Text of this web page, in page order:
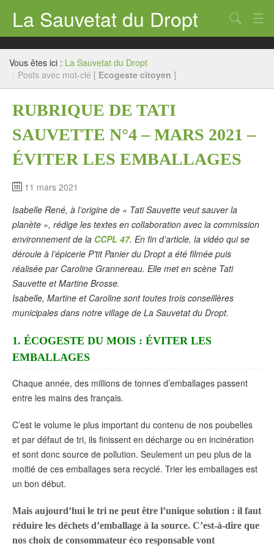
La Sauvetat du Dropt
Accueil
Mairie
Écoles
Contact
Chercher
Vous êtes ici : La Sauvetat du Dropt
/ Posts avec mot-clé [ Ecogeste citoyen ]
RUBRIQUE DE TATI
SAUVETTE N°4 – MARS 2021 –
ÉVITER LES EMBALLAGES
11 mars 2021
Isabelle René, à l’origine de « Tati Sauvette veut sauver la
planète », rédige les textes en collaboration avec la commission
environnement de la CCPL 47. En fin d’article, la vidéo qui se
déroule à l’épicerie P’tit Panier du Dropt a été filmée puis
réalisée par Caroline Grannereau. Elle met en scène Tati
Sauvette et Martine Brosse.
Isabelle, Martine et Caroline sont toutes trois conseillères
municipales dans notre village de La Sauvetat du Dropt.
1. ÉCOGESTE DU MOIS : ÉVITER LES
EMBALLAGES
Chaque année, des millions de tonnes d’emballages passent
entre les mains des français.
C’est le volume le plus important du contenu de nos poubelles
et par défaut de tri, ils finissent en décharge ou en incinération
et sont donc source de pollution. Seulement un peu plus de la
moitié de ces emballages sera recyclé. Trier les emballages est
un bon début.
Mais aujourd’hui le tri ne peut être l’unique solution : il faut
réduire les déchets d’emballage à la source. C’est-à-dire que
nos choix de consommateur éco responsable vont